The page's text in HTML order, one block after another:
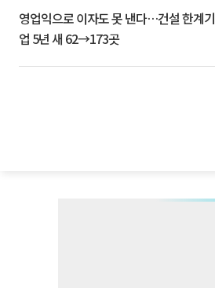
영업익으로 이자도 못 낸다…건설 한계기
업 5년 새 62→173곳